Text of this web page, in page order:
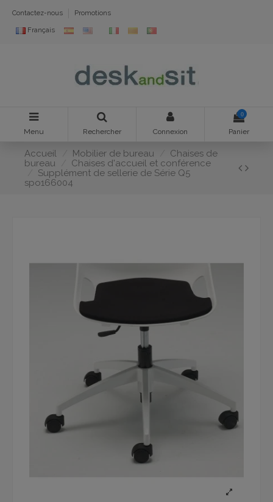
Contactez-nous Promotions
Français
Menu Rechercher Connexion
0
Panier
Accueil Mobilier de bureau
Chaises de
bureau
Chaises d'accueil et conférence
Supplément de sellerie de Série Q5
spo166004